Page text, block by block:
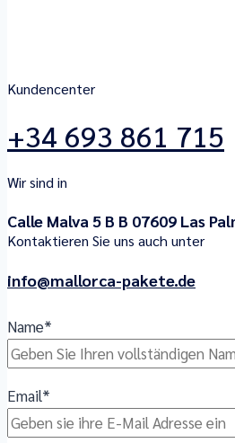
Kundencenter
+34 693 861 715
Wir sind in
Calle Malva 5 B B 07609 Las
Kontaktieren Sie uns auch unter
info@mallorca-pakete.de
Name*
Email*